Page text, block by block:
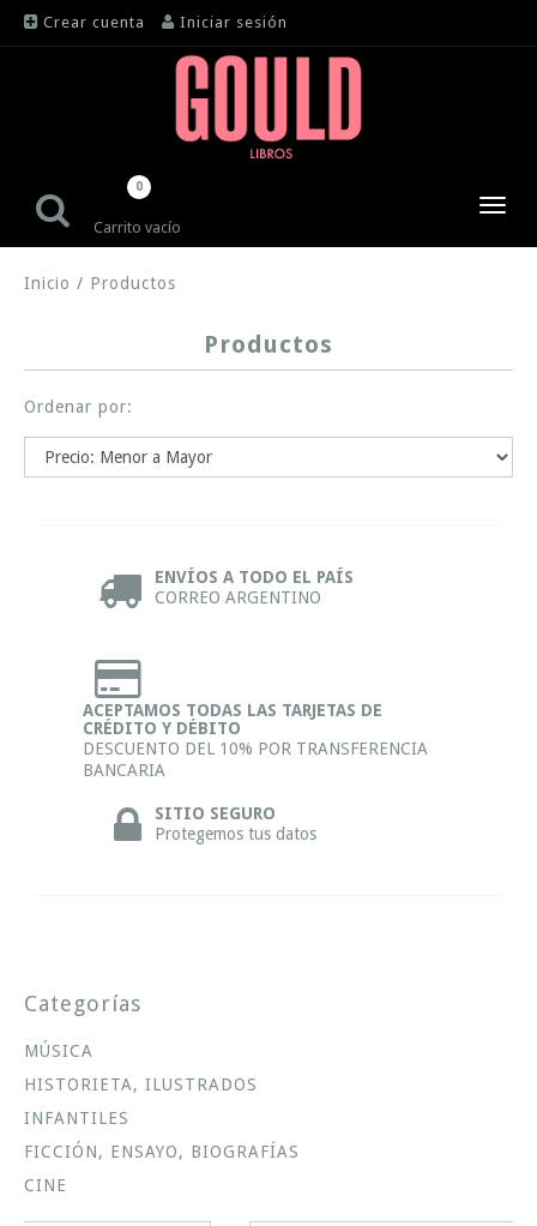
Crear cuenta Iniciar sesión
Carrito vacío
0
Inicio / Productos
Productos
Ordenar por:
ENVÍOS A TODO EL PAÍS
CORREO ARGENTINO
ACEPTAMOS TODAS LAS TARJETAS DE
CRÉDITO Y DÉBITO
DESCUENTO DEL 10% POR TRANSFERENCIA
BANCARIA
SITIO SEGURO
Protegemos tus datos
Categorías
MÚSICA
HISTORIETA, ILUSTRADOS
INFANTILES
FICCIÓN, ENSAYO, BIOGRAFÍAS
CINE